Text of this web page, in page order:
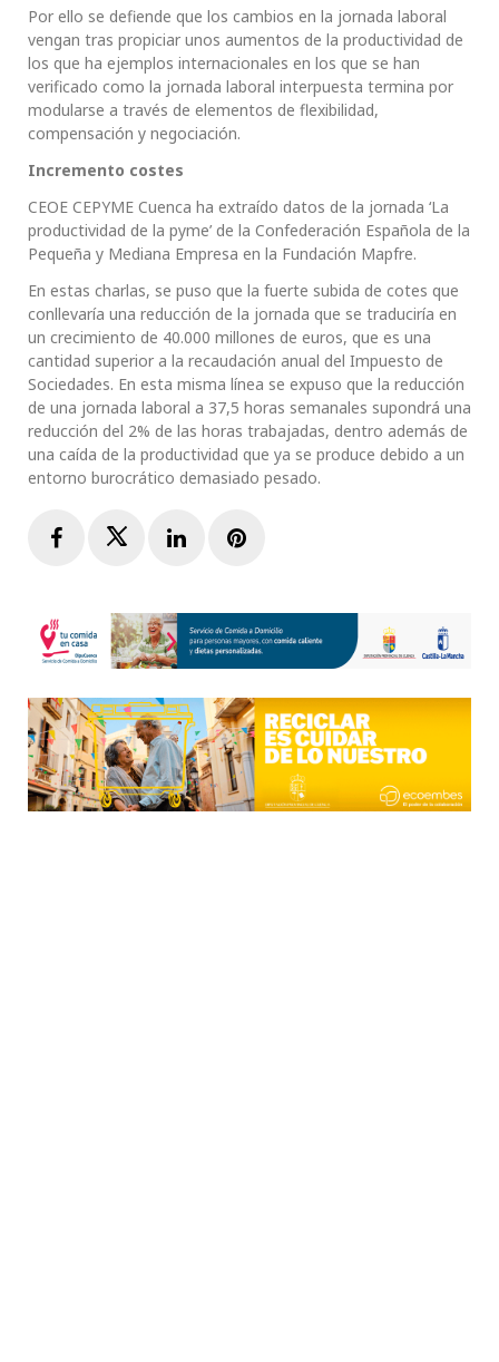
Por ello se defiende que los cambios en la jornada laboral
vengan tras propiciar unos aumentos de la productividad de
los que ha ejemplos internacionales en los que se han
verificado como la jornada laboral interpuesta termina por
modularse a través de elementos de flexibilidad,
compensación y negociación.
Incremento costes
CEOE CEPYME Cuenca ha extraído datos de la jornada ‘La
productividad de la pyme’ de la Confederación Española de la
Pequeña y Mediana Empresa en la Fundación Mapfre.
En estas charlas, se puso que la fuerte subida de cotes que
conllevaría una reducción de la jornada que se traduciría en
un crecimiento de 40.000 millones de euros, que es una
cantidad superior a la recaudación anual del Impuesto de
Sociedades. En esta misma línea se expuso que la reducción
de una jornada laboral a 37,5 horas semanales supondrá una
reducción del 2% de las horas trabajadas, dentro además de
una caída de la productividad que ya se produce debido a un
entorno burocrático demasiado pesado.
FacebookTwitterLinkedInPinterest